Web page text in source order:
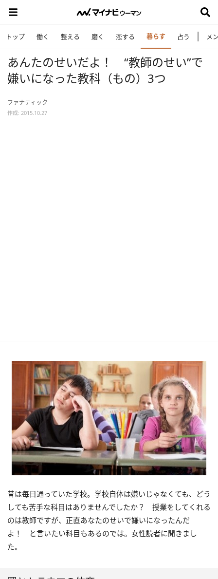
トップ 働く 整える 磨く 恋する 暮らす 占う メ
あんたのせいだよ！ “教師のせい”で
嫌いになった教科（もの）3つ
ファナティック
作成: 2015.10.27
昔は毎日通っていた学校。学校自体は嫌いじゃなくても、どう
しても苦手な科目はありませんでしたか？ 授業をしてくれる
のは教師ですが、正直あなたのせいで嫌いになったんだ
よ！ と言いたい科目もあるのでは。女性読者に聞きまし
た。